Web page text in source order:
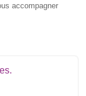
accompagner